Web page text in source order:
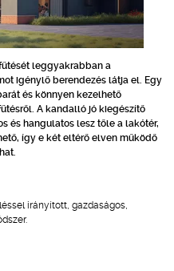
leggyakrabban a
igénylő berendezés látja el. Egy
és könnyen kezelhető
A kandalló jó kiegészítő
és hangulatos lesz tőle a lakótér,
így e két eltérő elven működő
irányított, gazdaságos,